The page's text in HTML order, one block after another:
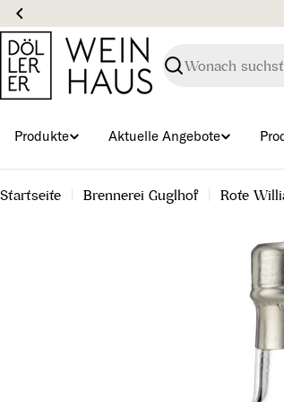
Zum
Inhalt
springen
Suchen
Produkte Aktuelle Angebote
Startseite Brennerei Guglhof Rote